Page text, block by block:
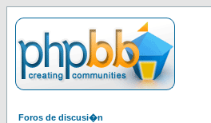
Foros de discusi�n